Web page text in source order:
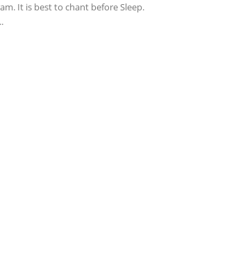
It is best to chant before Sleep.